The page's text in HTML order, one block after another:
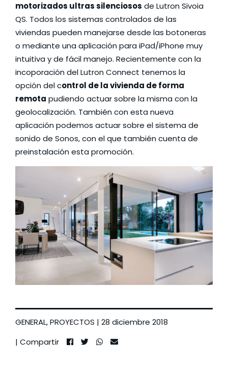
motorizados ultras silenciosos de Lutron Sivoia
QS. Todos los sistemas controlados de las
viviendas pueden manejarse desde las botoneras
o mediante una aplicación para iPad/iPhone muy
intuitiva y de fácil manejo. Recientemente con la
incoporación delLutron Connect tenemos la
opción del control de la vivienda de forma
remota pudiendo actuar sobre la misma con la
geolocalización. También con esta nueva
aplicación podemos actuar sobre el sistema de
sonido de Sonos, con el que también cuenta de
preinstalación esta promoción.
GENERAL,PROYECTOS | 28 diciembre 2018
| Compartir